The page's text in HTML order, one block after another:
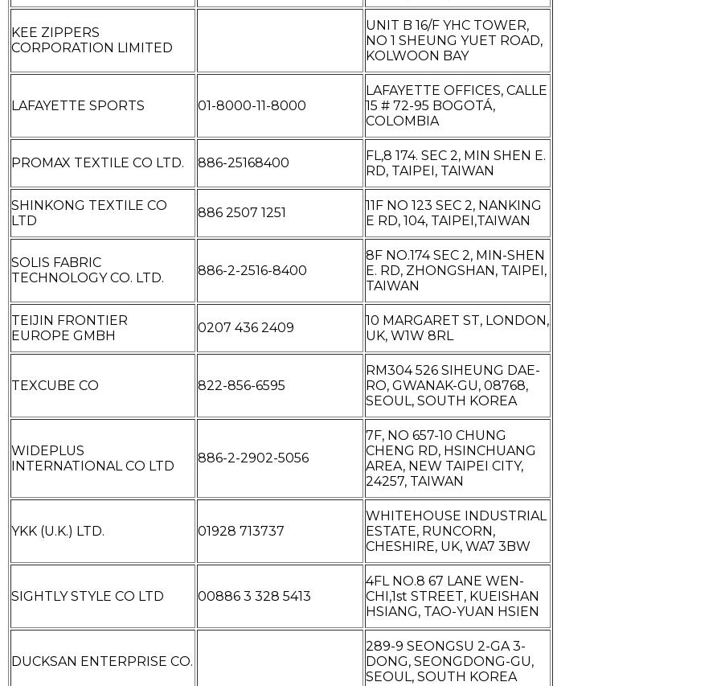
KEE ZIPPERS
CORPORATION LIMITED
UNIT B 16/F YHC TOWER,
NO 1 SHEUNG YUET ROAD,
KOLWOON BAY
LAFAYETTE SPORTS 01-8000-11-8000
LAFAYETTE OFFICES, CALLE
15 # 72-95 BOGOTÁ,
COLOMBIA
PROMAX TEXTILE CO LTD. 886-25168400
FL,8 174. SEC 2, MIN SHEN E.
RD, TAIPEI, TAIWAN
SHINKONG TEXTILE CO
LTD
886 2507 1251
11F NO 123 SEC 2, NANKING
E RD, 104, TAIPEI,TAIWAN
SOLIS FABRIC
TECHNOLOGY CO. LTD.
886-2-2516-8400
8F NO.174 SEC 2, MIN-SHEN
E. RD, ZHONGSHAN, TAIPEI,
TAIWAN
TEIJIN FRONTIER
EUROPE GMBH
0207 436 2409
10 MARGARET ST, LONDON,
UK, W1W 8RL
TEXCUBE CO 822-856-6595
RM304 526 SIHEUNG DAE-
RO, GWANAK-GU, 08768,
SEOUL, SOUTH KOREA
WIDEPLUS
INTERNATIONAL CO LTD
886-2-2902-5056
7F, NO 657-10 CHUNG
CHENG RD, HSINCHUANG
AREA, NEW TAIPEI CITY,
24257, TAIWAN
YKK (U.K.) LTD. 01928 713737
WHITEHOUSE INDUSTRIAL
ESTATE, RUNCORN,
CHESHIRE, UK, WA7 3BW
SIGHTLY STYLE CO LTD 00886 3 328 5413
4FL NO.8 67 LANE WEN-
CHI,1st STREET, KUEISHAN
HSIANG, TAO-YUAN HSIEN
DUCKSAN ENTERPRISE CO.
289-9 SEONGSU 2-GA 3-
DONG, SEONGDONG-GU,
SEOUL, SOUTH KOREA